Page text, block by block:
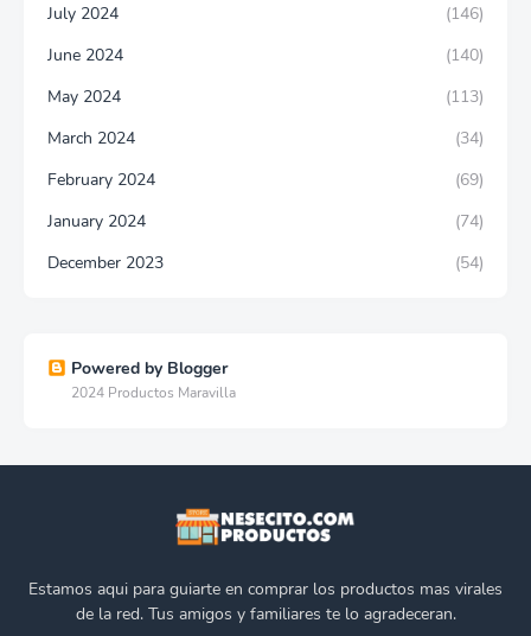
July 2024
(146)
June 2024
(140)
May 2024
(113)
March 2024
(34)
February 2024
(69)
January 2024
(74)
December 2023
(54)
Powered by Blogger
2024 Productos Maravilla
Estamos aqui para guiarte en comprar los productos mas virales
de la red. Tus amigos y familiares te lo agradeceran.